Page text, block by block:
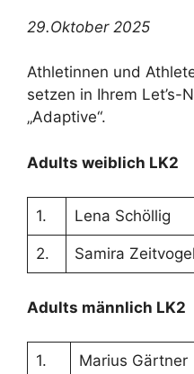
29.Oktober 2025
Athletinnen und
setzen in Ihrem Let’s-
„Adaptive“.
Adults weiblich LK2
1. Lena Schöllig
2. Samira Zeitvogel
Adults männlich LK2
1. Marius Gärtner